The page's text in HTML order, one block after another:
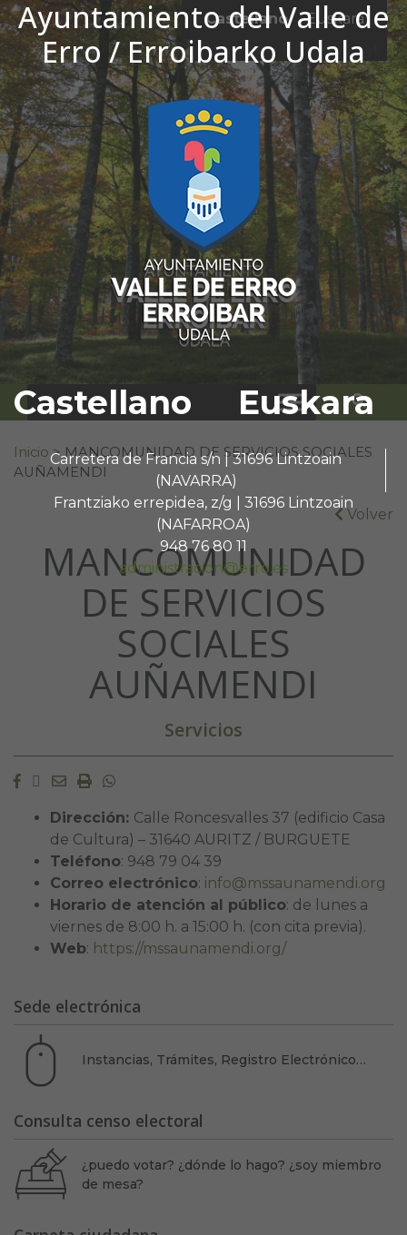
Ayuntamiento del Valle de
Erro / Erroibarko Udala
Castellano Euskara
Carretera de Francia s/n | 31696 Lintzoain
(NAVARRA)
Frantziako errepidea, z/g | 31696 Lintzoain
(NAFARROA)
948 76 80 11
administracion@erro.es
Ir al contenido
Castellano
Euskara
El tiempo - Tutiempo.net
Buscar:
Inicio > MANCOMUNIDAD DE SERVICIOS SOCIALES
AUÑAMENDI
Volver
MANCOMUNIDAD
DE SERVICIOS
SOCIALES
AUÑAMENDI
Servicios
Facebook
Twitter
EmailImprimir
Whatsapp
Dirección: Calle Roncesvalles 37 (edificio Casa
de Cultura) – 31640 AURITZ / BURGUETE
Teléfono: 948 79 04 39
Correo electrónico: info@mssaunamendi.org
Horario de atención al público: de lunes a
viernes de 8:00 h. a 15:00 h. (con cita previa).
Web: https://mssaunamendi.org/
Sede electrónica
Instancias, Trámites, Registro Electrónico…
Consulta censo electoral
¿puedo votar? ¿dónde lo hago? ¿soy miembro
de mesa?